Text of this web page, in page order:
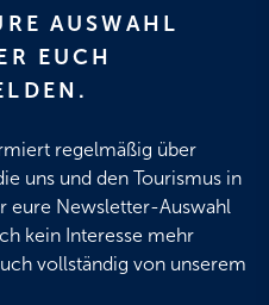
AUSWAHL
EUCH
regelmäßig über
uns und den Tourismus in
eure Newsletter-Auswahl
kein Interesse mehr
vollständig von unserem